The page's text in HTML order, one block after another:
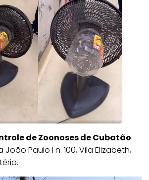
de Zoonoses de Cubatão
João Paulo I n. 100, Vila Elizabeth,